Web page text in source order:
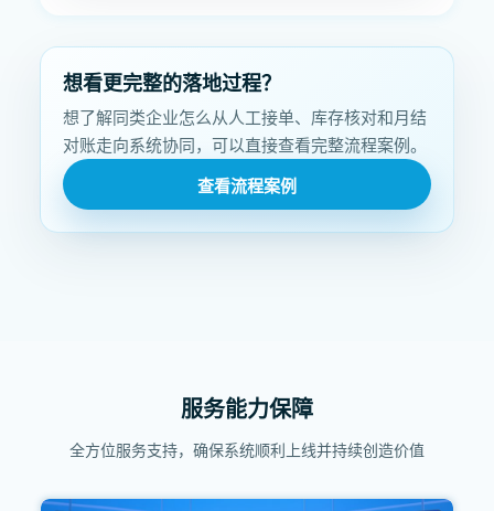
想看更完整的落地过程？
想了解同类企业怎么从人工接单、库存核对和月结
对账走向系统协同，可以直接查看完整流程案例。
查看流程案例
服务能力保障
全方位服务支持，确保系统顺利上线并持续创造价值